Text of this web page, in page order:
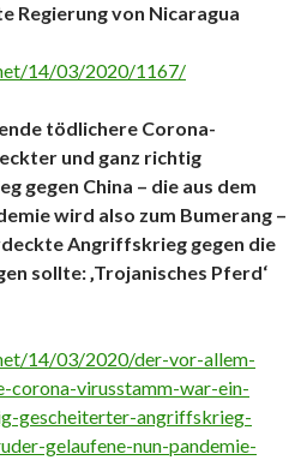
Regierung von Nicaragua
14/03/2020/1167/
tödlichere Corona-
und ganz richtig
gegen China – die aus dem
wird also zum Bumerang –
Angriffskrieg gegen die
sollte: ‚Trojanisches Pferd‘
14/03/2020/der-vor-allem-
corona-virusstamm-war-ein-
gescheiterter-angriffskrieg-
gelaufene-nun-pandemie-